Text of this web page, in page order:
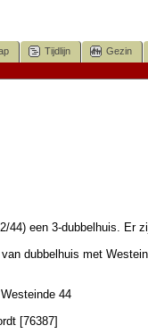
Tijdlijn Gezin
een 3-dubbelhuis. Er
dubbelhuis met
44
[76387]